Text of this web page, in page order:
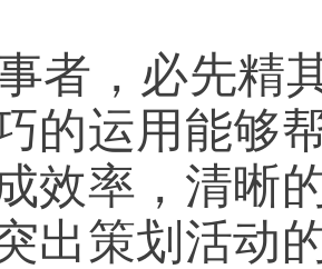
者，必先精
的运用能够
效率，清晰
出策划活动